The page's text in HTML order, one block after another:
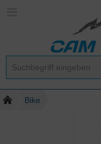
Bike